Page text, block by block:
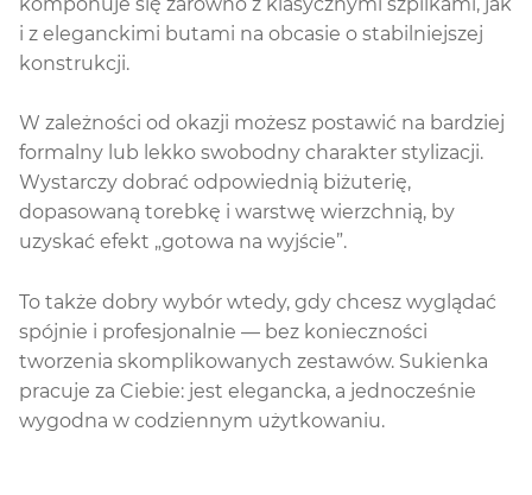
i z eleganckimi butami na obcasie o stabilniejszej
konstrukcji.
W zależności od okazji możesz postawić na bardziej
formalny lub lekko swobodny charakter stylizacji.
Wystarczy dobrać odpowiednią biżuterię,
dopasowaną torebkę i warstwę wierzchnią, by
uzyskać efekt „gotowa na wyjście”.
To także dobry wybór wtedy, gdy chcesz wyglądać
spójnie i profesjonalnie — bez konieczności
tworzenia skomplikowanych zestawów. Sukienka
pracuje za Ciebie: jest elegancka, a jednocześnie
wygodna w codziennym użytkowaniu.